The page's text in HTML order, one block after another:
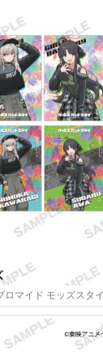
ロマイド モッズスタ